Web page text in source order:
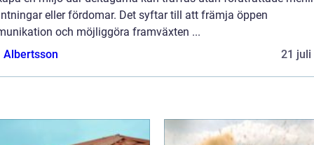
eller fördomar. Det syftar till att främja öppen
och möjliggöra framväxten ...
Albertsson
21 juli